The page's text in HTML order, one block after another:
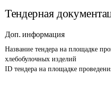
Тендерная
Доп. информация
Название тендера на площадке
хлебобулочных изделий
ID тендера на площадке